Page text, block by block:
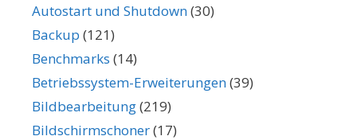
Autostart und Shutdown(30)
Backup (121)
Benchmarks (14)
Betriebssystem-Erweiterungen(39)
Bildbearbeitung(219)
Bildschirmschoner(17)